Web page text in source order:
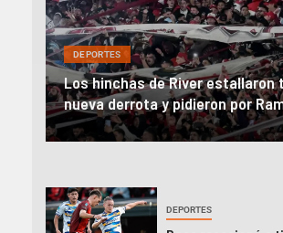
DEPORTES
Los hinchas de River estallaron
nueva derrota y pidieron por
DEPORTES